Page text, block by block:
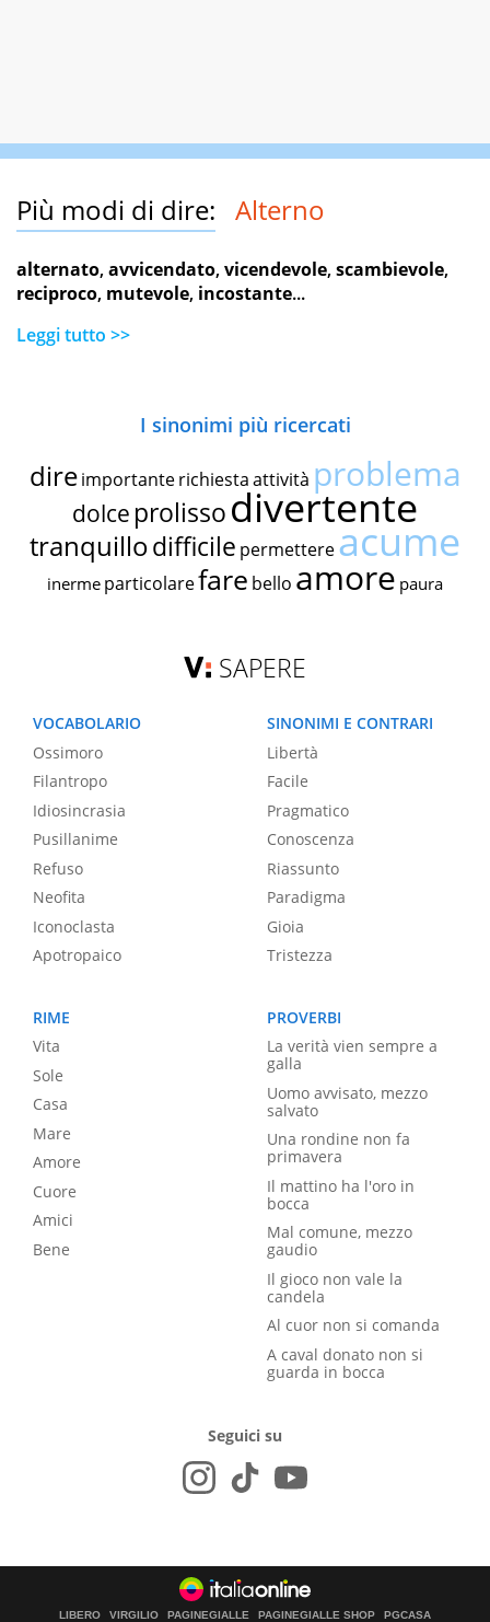
Più modi di dire: Alterno
alternato,avvicendato,vicendevole,scambievole,
reciproco, mutevole, incostante...
Leggi tutto >>
I sinonimi più ricercati
dire importante richiestaattività problema
dolce prolissodivertente
tranquillodifficile permettereacume
inerme particolarefare bello amore paura
SAPERE
VOCABOLARIO
Ossimoro
Filantropo
Idiosincrasia
Pusillanime
Refuso
Neofita
Iconoclasta
Apotropaico
SINONIMI E CONTRARI
Libertà
Facile
Pragmatico
Conoscenza
Riassunto
Paradigma
Gioia
Tristezza
RIME
Vita
Sole
Casa
Mare
Amore
Cuore
Amici
Bene
PROVERBI
La verità vien sempre a
galla
Uomo avvisato, mezzo
salvato
Una rondine non fa
primavera
Il mattino ha l'oro in
bocca
Mal comune, mezzo
gaudio
Il gioco non vale la
candela
Al cuor non si comanda
A caval donato non si
guarda in bocca
Seguici su
LIBERO VIRGILIO PAGINEGIALLE PAGINEGIALLE SHOP PGCASA